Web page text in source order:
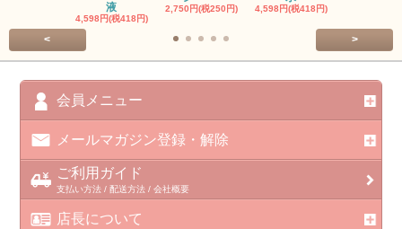
液
4,598円(税418円)
2,750円(税250円) 4,598円(税418円)
< >
会員メニュー
メールマガジン登録・解除
ご利用ガイド
支払い方法 / 配送方法 / 会社概要
店長について